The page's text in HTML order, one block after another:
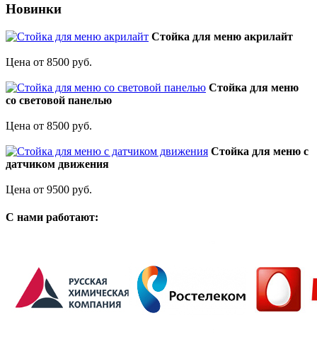
Новинки
Стойка для меню акрилайт
Цена от 8500 руб.
Стойка для меню
со световой панелью
Цена от 8500 руб.
Стойка для меню с
датчиком движения
Цена от 9500 руб.
C нами работают: